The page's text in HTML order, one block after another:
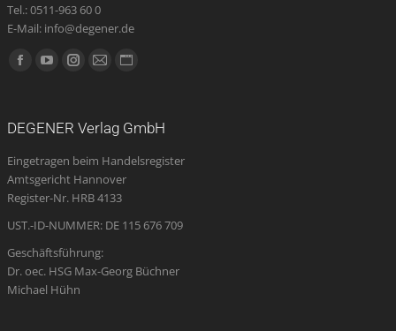
Tel.: 0511-963 60 0
E-Mail: info@degener.de
Finden Sie uns auf:
Facebook
in
new
window
YouTube
in
new
window
Instagram
in
new
window
E-
opens
in
new
window
Website
in
new
DEGENER Verlag GmbH
Eingetragen beim Handelsregister
Amtsgericht Hannover
Register-Nr. HRB 4133
UST.-ID-NUMMER: DE 115 676 709
Geschäftsführung:
Dr. oec. HSG Max-Georg Büchner
Michael Hühn